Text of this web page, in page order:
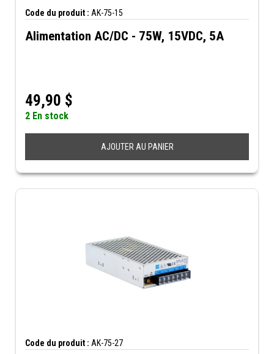
Code du produit : AK-75-15
Alimentation AC/DC - 75W, 15VDC, 5A
49,90 $
2 En stock
AJOUTER AU PANIER
Code du produit : AK-75-27